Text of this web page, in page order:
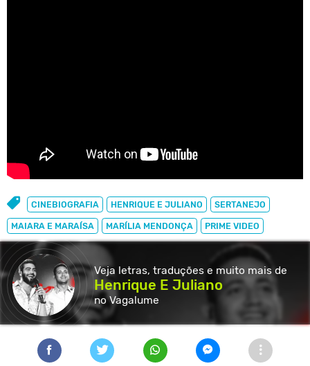
CINEBIOGRAFIA HENRIQUE E JULIANO SERTANEJO
MAIARA E MARAÍSA MARÍLIA MENDONÇA PRIME VIDEO
Veja letras, traduções e muito mais de
Henrique E Juliano
no Vagalume